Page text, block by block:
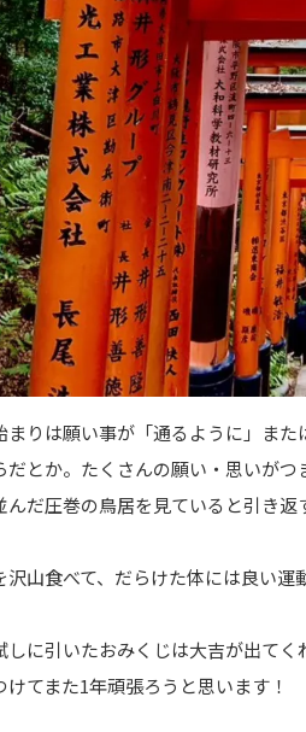
まりは願い事が「通るように」ま
だとか。たくさんの願い・思いがつ
んだ圧巻の鳥居を見ていると引き
山食べて、だらけた体には良い運
しに引いたおみくじは大吉が出てく
てまた1年頑張ろうと思います！